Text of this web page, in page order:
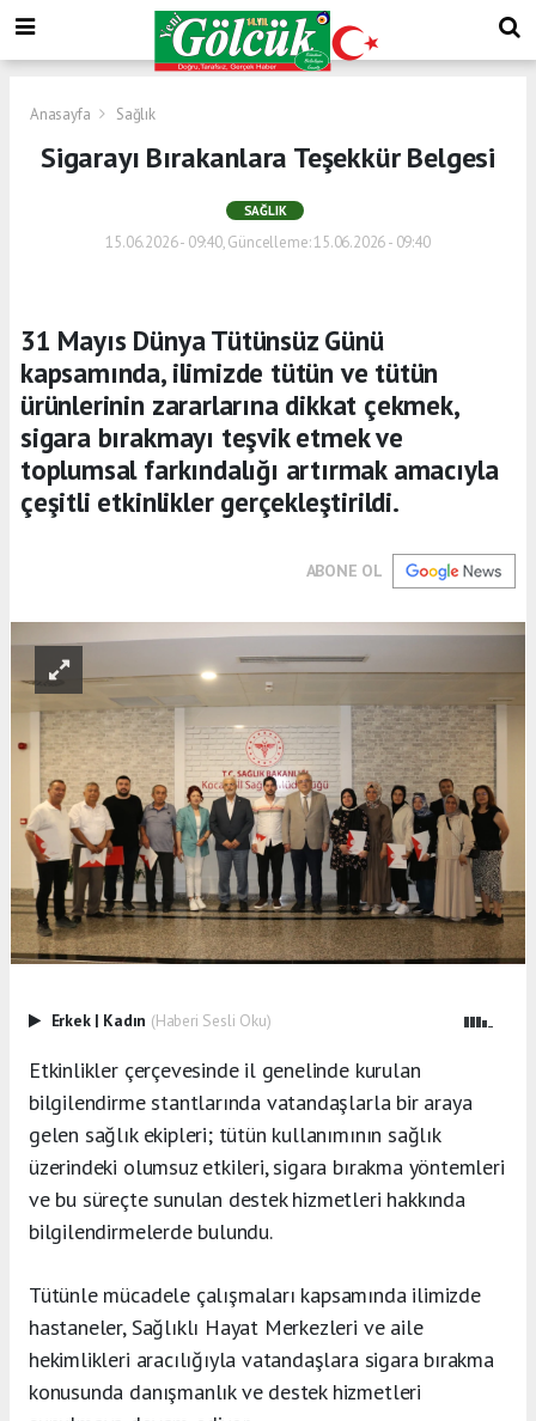
Anasayfa Sağlık
Sigarayı Bırakanlara Teşekkür Belgesi
SAĞLIK
15.06.2026 - 09:40, Güncelleme: 15.06.2026 - 09:40
31 Mayıs Dünya Tütünsüz Günü
kapsamında, ilimizde tütün ve tütün
ürünlerinin zararlarına dikkat çekmek,
sigara bırakmayı teşvik etmek ve
toplumsal farkındalığı artırmak amacıyla
çeşitli etkinlikler gerçekleştirildi.
ABONE OL
Erkek | Kadın (Haberi Sesli Oku)
Etkinlikler çerçevesinde il genelinde kurulan
bilgilendirme stantlarında vatandaşlarla bir araya
gelen sağlık ekipleri; tütün kullanımının sağlık
üzerindeki olumsuz etkileri, sigara bırakma yöntemleri
ve bu süreçte sunulan destek hizmetleri hakkında
bilgilendirmelerde bulundu.
Tütünle mücadele çalışmaları kapsamında ilimizde
hastaneler, Sağlıklı Hayat Merkezleri ve aile
hekimlikleri aracılığıyla vatandaşlara sigara bırakma
konusunda danışmanlık ve destek hizmetleri